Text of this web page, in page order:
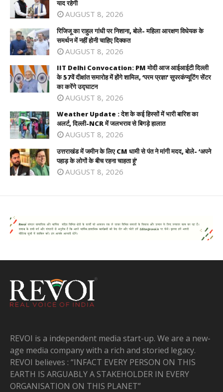
याद रहेगी
AUGUST 8, 2026
रिजिजू का राहुल गांधी पर निशाना, बोले- महिला आरक्षण विधेयक के
समर्थन में नहीं होनी चाहिए दिक्कत
AUGUST 8, 2026
IIT Delhi Convocation: PM मोदी आज आईआईटी दिल्ली
के 57वें दीक्षांत समारोह में होंगे शामिल, ‘परम प्रज्ञा’ सुपरकंप्यूटिंग सेंटर
का करेंगे उद्घाटन
AUGUST 8, 2026
Weather Update : देश के कई हिस्सों में भारी बारिश का
अलर्ट, दिल्ली-NCR में जलभराव से बिगड़े हालात
AUGUST 8, 2026
उत्तराखंड में जमीन के लिए CM धामी से पंत ने मांगी मदद, बोले- ‘अपने
पहाड़ के लोगों के बीच रहना चाहता हूं’
AUGUST 8, 2026
REVOI is a independent media start-up. We are a new-
age media company with a rich and storied legacy.
REVOI believes : “INFACT EVERY PERSON ON THIS
EARTH IS ARGUABLY A STAKEHOLDER IN EVERY
ORGANISATION ON THIS PLANET”